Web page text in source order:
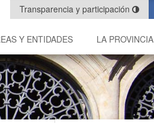
Transparencia y participación
Y ENTIDADES LA PROVINCIA